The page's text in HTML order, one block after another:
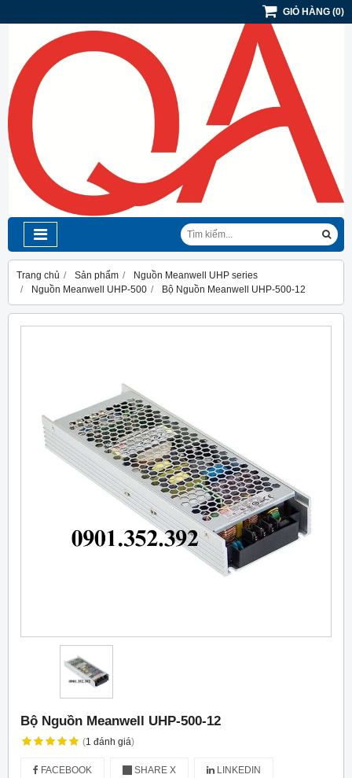
GIỎ HÀNG (0)
Trang chủ Sản phẩm
Nguồn Meanwell UHP series
Nguồn Meanwell UHP-500
Bộ Nguồn Meanwell UHP-500-12
Bộ Nguồn Meanwell UHP-500-12
(1 đánh giá)
FACEBOOK SHARE X LINKEDIN